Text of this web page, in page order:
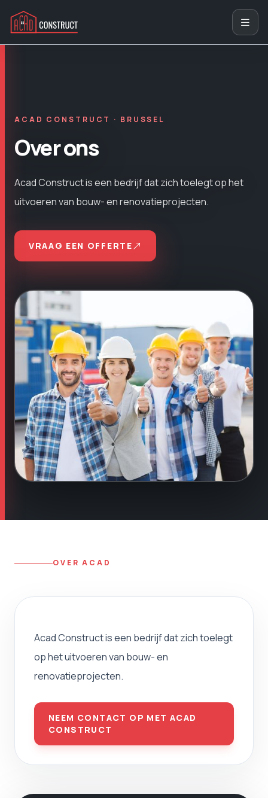
ACAD CONSTRUCT · BRUSSEL
Over ons
Acad Construct is een bedrijf dat zich toelegt op het
uitvoeren van bouw- en renovatieprojecten.
VRAAG EEN OFFERTE
OVER ACAD
Acad Construct is een bedrijf dat zich toelegt
op het uitvoeren van bouw- en
renovatieprojecten.
NEEM CONTACT OP MET ACAD
CONSTRUCT